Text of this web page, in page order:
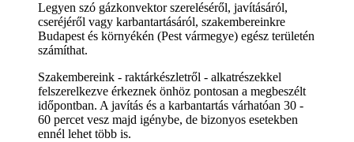
Legyen szó gázkonvektor szereléséről, javításáról,
cseréjéről vagy karbantartásáról, szakembereinkre
Budapest és környékén (Pest vármegye) egész területén
számíthat.
Szakembereink - raktárkészletről - alkatrészekkel
felszerelkezve érkeznek önhöz pontosan a megbeszélt
időpontban. A javítás és a karbantartás várhatóan 30 -
60 percet vesz majd igénybe, de bizonyos esetekben
ennél lehet több is.